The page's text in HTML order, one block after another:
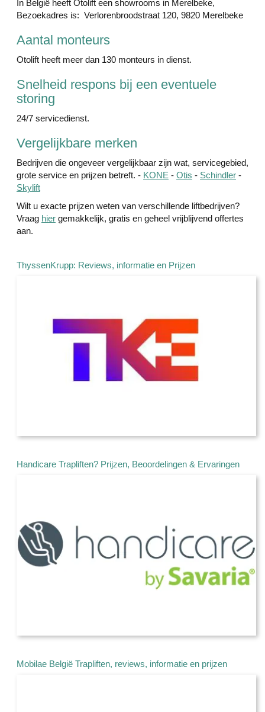
In België heeft Otolift een showrooms in Merelbeke,
Bezoekadres is: Verlorenbroodstraat 120, 9820 Merelbeke
Aantal monteurs
Otolift heeft meer dan 130 monteurs in dienst.
Snelheid respons bij een eventuele
storing
24/7 servicedienst.
Vergelijkbare merken
Bedrijven die ongeveer vergelijkbaar zijn wat, servicegebied,
grote service en prijzen betreft. - KONE - Otis - Schindler -
Skylift
Wilt u exacte prijzen weten van verschillende liftbedrijven?
Vraag hier gemakkelijk, gratis en geheel vrijblijvend offertes
aan.
ThyssenKrupp: Reviews, informatie en Prijzen
Handicare Trapliften? Prijzen, Beoordelingen & Ervaringen
Mobilae België Trapliften, reviews, informatie en prijzen